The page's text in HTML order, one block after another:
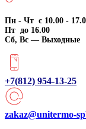
Пн - Чт с 10.00 -
Пт до 16.00
Сб, Вс — Выходные
+7(812) 954-13-25
zakaz@unitermo-